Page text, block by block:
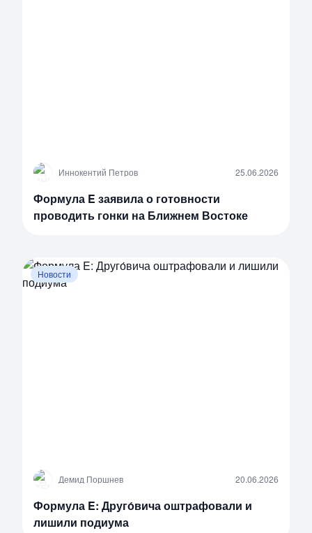
И Иннокентий Петров 25.06.2026
Формула E заявила о готовности
проводить гонки на Ближнем Востоке
Новости
Д Демид Поршнев 20.06.2026
Формула E: Друго́вича оштрафовали и
лишили подиума